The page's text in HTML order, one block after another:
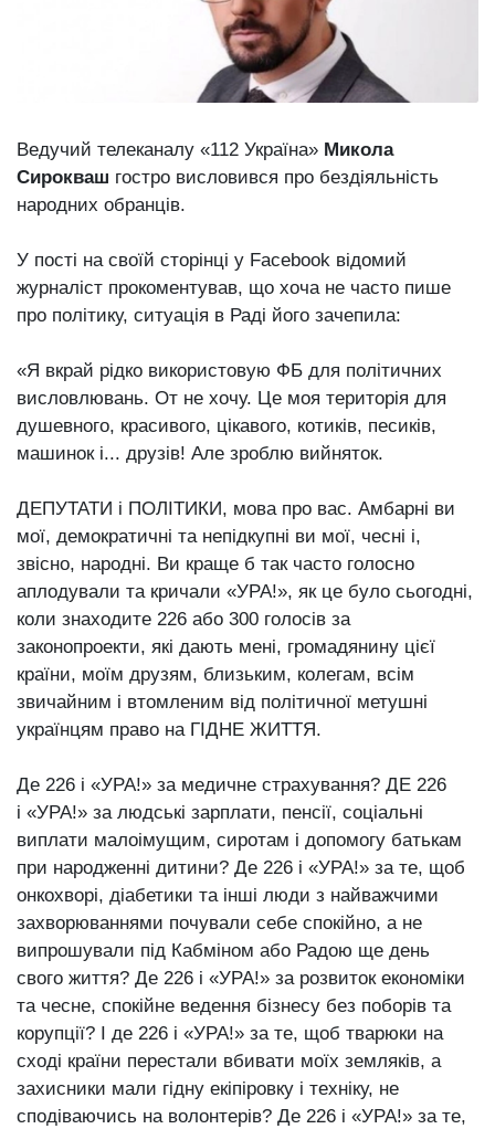
залишив у
27 Липня 2026
671 переглядів
Персона
Лайф
ZONE 18+
Контакти
Ведучий телеканалу «112 Україна» Микола
Сирокваш гостро висловився про бездіяльність
народних обранців.
У пості на своїй сторінці у Facebook відомий
журналіст прокоментував, що хоча не часто пише
про політику, ситуація в Раді його зачепила:
«Я вкрай рідко використовую ФБ для політичних
висловлювань. От не хочу. Це моя територія для
душевного, красивого, цікавого, котиків, песиків,
машинок і... друзів! Але зроблю вийняток.
ДЕПУТАТИ і ПОЛІТИКИ, мова про вас. Амбарні ви
мої, демократичні та непідкупні ви мої, чесні і,
звісно, народні. Ви краще б так часто голосно
аплодували та кричали «УРА!», як це було сьогодні,
коли знаходите 226 або 300 голосів за
законопроекти, які дають мені, громадянину цієї
країни, моїм друзям, близьким, колегам, всім
звичайним і втомленим від політичної метушні
українцям право на ГІДНЕ ЖИТТЯ.
Де 226 і «УРА!» за медичне страхування? ДЕ 226
і «УРА!» за людські зарплати, пенсії, соціальні
виплати малоімущим, сиротам і допомогу батькам
при народженні дитини? Де 226 і «УРА!» за те, щоб
онкохворі, діабетики та інші люди з найважчими
захворюваннями почували себе спокійно, а не
випрошували під Кабміном або Радою ще день
свого життя? Де 226 і «УРА!» за розвиток економіки
та чесне, спокійне ведення бізнесу без поборів та
корупції? І де 226 і «УРА!» за те, щоб тварюки на
сході країни перестали вбивати моїх земляків, а
захисники мали гідну екіпіровку і техніку, не
сподіваючись на волонтерів? Де 226 і «УРА!» за те,